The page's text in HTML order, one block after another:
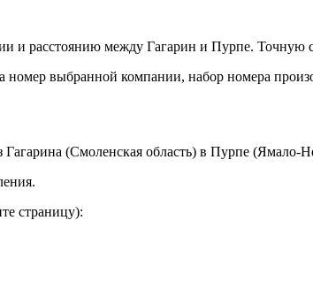
и расстоянию между Гагарин и Пурпе. Точную
номер выбранной компании, набор номера
(Смоленская область) в Пурпе (Ямало-
страницу):